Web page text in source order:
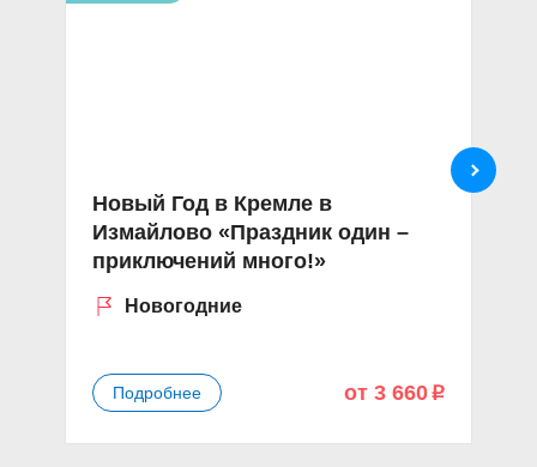
Новый Год в Кремле в
Измайлово «Праздник один –
приключений много!»
Новогодние
Подробнее от 3 660 p